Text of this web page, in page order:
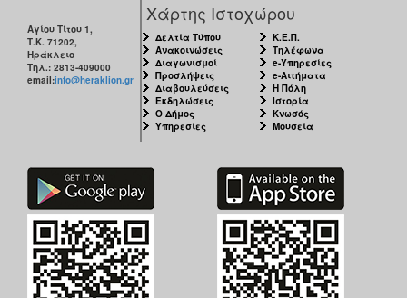
Αγίου Τίτου 1,
Τ.Κ. 71202,
Ηράκλειο
Τηλ.: 2813-409000
email:info@heraklion.gr
Χάρτης Ιστοχώρου
Δελτία Τύπου
Ανακοινώσεις
Διαγωνισμοί
Προσλήψεις
Διαβουλεύσεις
Εκδηλώσεις
Ο Δήμος
Υπηρεσίες
Κ.Ε.Π.
Τηλέφωνα
e-Υπηρεσίες
e-Αιτήματα
Η Πόλη
Ιστορία
Κνωσός
Μουσεία